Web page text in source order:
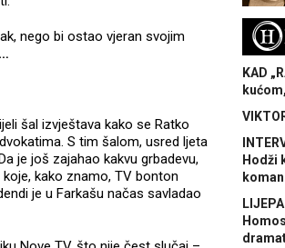
nego bi ostao vjeran svojim
šal izvještava kako se Ratko
S tim šalom, usred ljeta
je još zajahao kakvu grbadevu,
kako znamo, TV bonton
je u Farkašu načas savladao
H
KAD
Hodži